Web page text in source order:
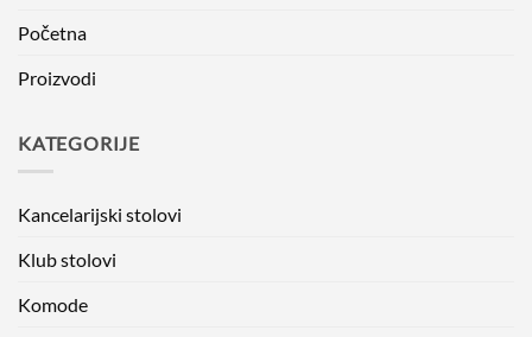
Početna
Proizvodi
KATEGORIJE
Kancelarijski stolovi
Klub stolovi
Komode